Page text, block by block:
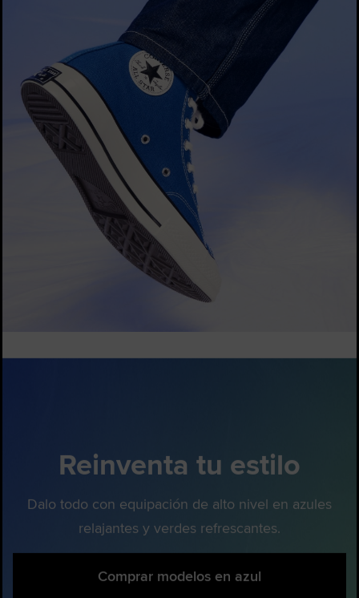
Reinventa tu estilo
Dalo todo con equipación de alto nivel en azules
relajantes y verdes refrescantes.
Comprar modelos en azul